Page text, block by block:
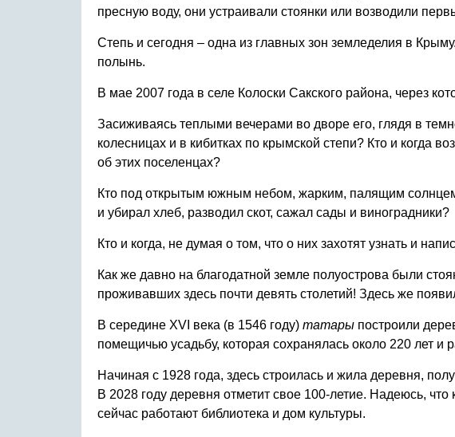
пресную воду, они устраивали стоянки или возводили
Степь и сегодня – одна из главных зон земледелия в
полынь.
В мае 2007 года в селе Колоски Сакского района, через
Засиживаясь теплыми вечерами во дворе его, глядя в
колесницах и в кибитках по крымской степи? Кто и когда
об этих поселенцах?
Кто под открытым южным небом, жарким, палящим
и убирал хлеб, разводил скот, сажал сады и виноградники?
Кто и когда, не думая о том, что о них захотят узнать и
Как же давно на благодатной земле полуострова были
проживавших здесь почти девять столетий! Здесь же
В середине XVI века (в 1546 году) татары построили
помещичью усадьбу, которая сохранялась около 220 лет
Начиная с 1928 года, здесь строилась и жила деревня,
В 2028 году деревня отметит свое 100-летие. Надеюсь,
сейчас работают библиотека и дом культуры.